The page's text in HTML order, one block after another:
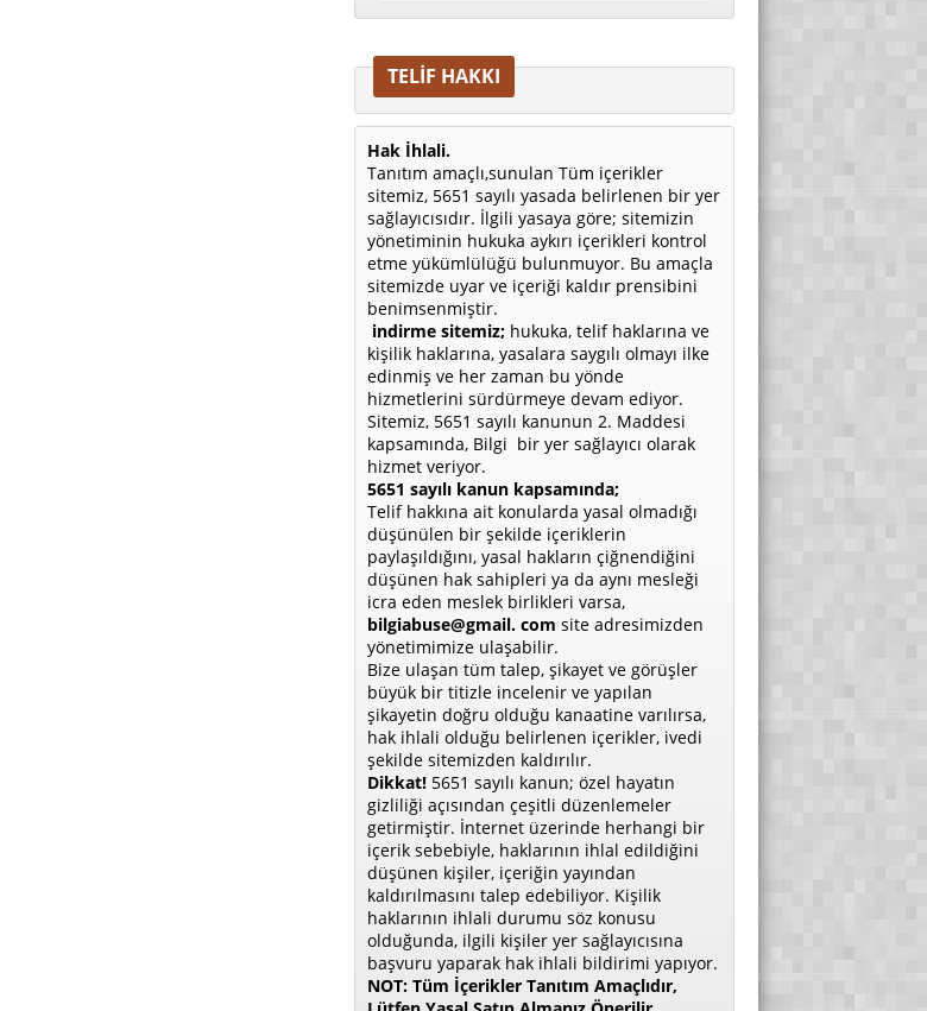
TELİF HAKKI
Hak İhlali.
Tanıtım amaçlı,sunulan Tüm içerikler
sitemiz, 5651 sayılı yasada belirlenen bir yer
sağlayıcısıdır. İlgili yasaya göre; sitemizin
yönetiminin hukuka aykırı içerikleri kontrol
etme yükümlülüğü bulunmuyor. Bu amaçla
sitemizde uyar ve içeriği kaldır prensibini
benimsenmiştir.
indirme sitemiz; hukuka, telif haklarına ve
kişilik haklarına, yasalara saygılı olmayı ilke
edinmiş ve her zaman bu yönde
hizmetlerini sürdürmeye devam ediyor.
Sitemiz, 5651 sayılı kanunun 2. Maddesi
kapsamında, Bilgi bir yer sağlayıcı olarak
hizmet veriyor.
5651 sayılı kanun kapsamında;
Telif hakkına ait konularda yasal olmadığı
düşünülen bir şekilde içeriklerin
paylaşıldığını, yasal hakların çiğnendiğini
düşünen hak sahipleri ya da aynı mesleği
icra eden meslek birlikleri varsa,
bilgiabuse@gmail. com site adresimizden
yönetimimize ulaşabilir.
Bize ulaşan tüm talep, şikayet ve görüşler
büyük bir titizle incelenir ve yapılan
şikayetin doğru olduğu kanaatine varılırsa,
hak ihlali olduğu belirlenen içerikler, ivedi
şekilde sitemizden kaldırılır.
Dikkat! 5651 sayılı kanun; özel hayatın
gizliliği açısından çeşitli düzenlemeler
getirmiştir. İnternet üzerinde herhangi bir
içerik sebebiyle, haklarının ihlal edildiğini
düşünen kişiler, içeriğin yayından
kaldırılmasını talep edebiliyor. Kişilik
haklarının ihlali durumu söz konusu
olduğunda, ilgili kişiler yer sağlayıcısına
başvuru yaparak hak ihlali bildirimi yapıyor.
NOT: Tüm İçerikler Tanıtım Amaçlıdır,